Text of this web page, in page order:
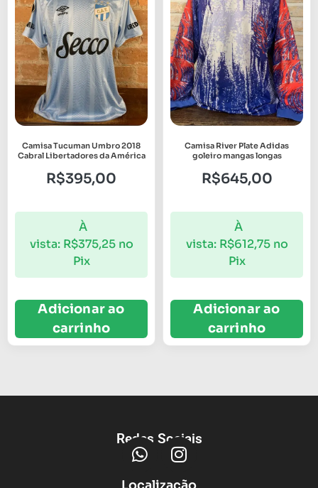
Camisa Tucuman Umbro 2018
Cabral Libertadores da América
R$395,00
À
vista: R$375,25 no
Pix
Adicionar ao
carrinho
Camisa River Plate Adidas
goleiro mangas longas
R$645,00
À
vista: R$612,75 no
Pix
Adicionar ao
carrinho
Redes Sociais